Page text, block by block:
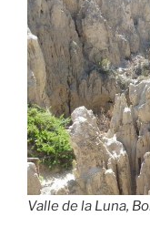
Valle de la Luna,